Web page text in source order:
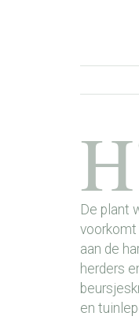
H
De plant
voorkomt
aan de
herders
en